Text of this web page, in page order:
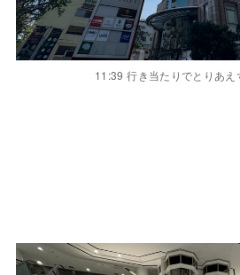
11:39 行き当たりでとりあえ